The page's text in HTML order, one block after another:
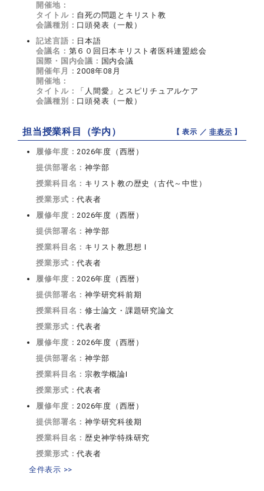
開催地：
タイトル： 自死の問題とキリスト教
会議種別： 口頭発表（一般）
記述言語： 日本語
会議名： 第６０回日本キリスト者医科連盟総会
国際・国内会議： 国内会議
開催年月：2008年08月
開催地：
タイトル：
「人間愛」とスピリチュアルケア
会議種別： 口頭発表（一般）
担当授業科目（学内） 【 表示 ／非表示 】
履修年度：2026年度（西暦）
提供部署名：神学部
授業科目名： キリスト教の歴史（古代～中世）
授業形式：代表者
履修年度：2026年度（西暦）
提供部署名：神学部
授業科目名： キリスト教思想Ｉ
授業形式：代表者
履修年度：2026年度（西暦）
提供部署名：神学研究科前期
授業科目名：修士論文・課題研究論文
授業形式：代表者
履修年度：2026年度（西暦）
提供部署名：神学部
授業科目名：宗教学概論I
授業形式：代表者
履修年度：2026年度（西暦）
提供部署名：神学研究科後期
授業科目名：歴史神学特殊研究
授業形式：代表者
全件表示 >>